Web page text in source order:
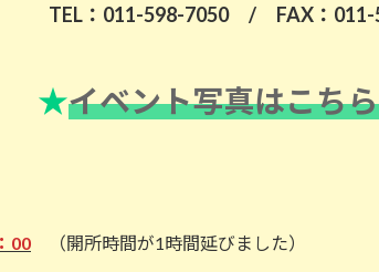
TEL：011-598-7050 / FAX：011-
★イベント写真はこち
00 （開所時間が1時間延びました）